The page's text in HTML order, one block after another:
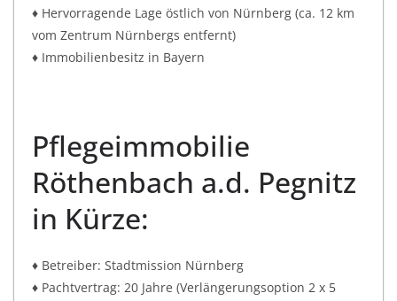
♦ Hervorragende Lage östlich von Nürnberg (ca. 12 km
vom Zentrum Nürnbergs entfernt)
♦ Immobilienbesitz in Bayern
Pflegeimmobilie
Röthenbach a.d. Pegnitz
in Kürze:
♦ Betreiber: Stadtmission Nürnberg
♦ Pachtvertrag: 20 Jahre (Verlängerungsoption 2 x 5